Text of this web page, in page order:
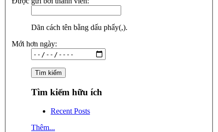
Dãn cách tên bằng dấu phẩy(,).
Mới hơn ngày:
Tìm kiếm hữu ích
Recent Posts
Thêm...